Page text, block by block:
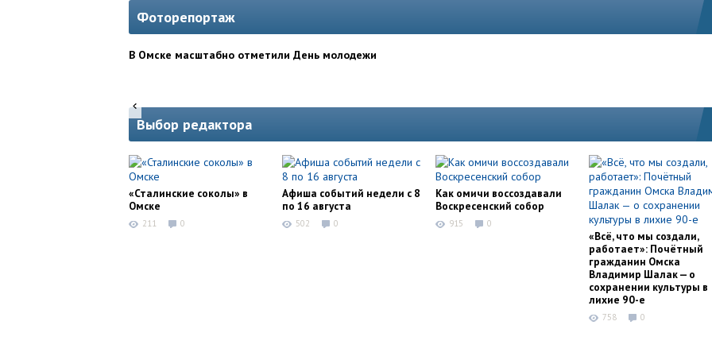
Фоторепортаж
В Омске масштабно отметили День молодежи
Выбор редактора
«Сталинские соколы» в
Омске
211 0
Афиша событий недели с 8
по 16 августа
502 0
Как омичи воссоздавали
Воскресенский собор
915 0
«Всё, что мы создали,
работает»: Почётный
гражданин Омска
Владимир Шалак — о
сохранении культуры в
лихие 90-е
758 0